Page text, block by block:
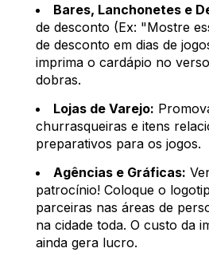
Bares, Lanchonetes e
de desconto (Ex: "Mostre
de desconto em dias de
imprima o cardápio no
dobras.
Lojas de Varejo:
churrasqueiras e itens
preparativos para os jogos.
Agências e Gráficas:
patrocínio! Coloque o
parceiras nas áreas de
na cidade toda. O custo da
ainda gera lucro.